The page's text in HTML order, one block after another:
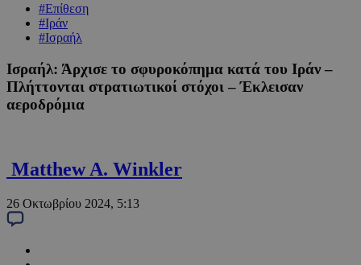
#Επίθεση
#Ιράν
#Ισραήλ
Iσραήλ: Άρχισε το σφυροκόπημα κατά του Ιράν –
Πλήττονται στρατιωτικοί στόχοι – Έκλεισαν
αεροδρόμια
Matthew A. Winkler
26 Οκτωβρίου 2024, 5:13